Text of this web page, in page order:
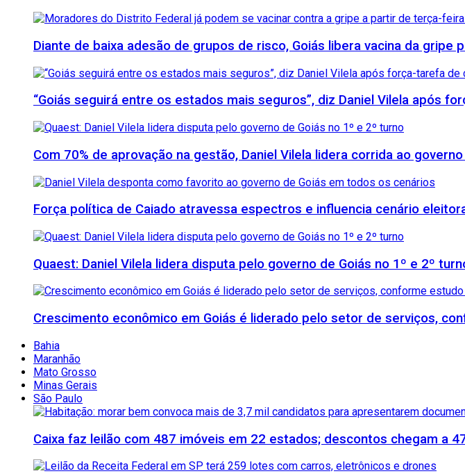
Diante de baixa adesão de grupos de risco, Goiás libera vacina da gripe
“Goiás seguirá entre os estados mais seguros”, diz Daniel Vilela após
Com 70% de aprovação na gestão, Daniel Vilela lidera corrida ao
Força política de Caiado atravessa espectros e influencia cenário
Quaest: Daniel Vilela lidera disputa pelo governo de Goiás no 1º e 2º
Crescimento econômico em Goiás é liderado pelo setor de serviços,
Bahia
Maranhão
Mato Grosso
Minas Gerais
São Paulo
Caixa faz leilão com 487 imóveis em 22 estados; descontos chegam a